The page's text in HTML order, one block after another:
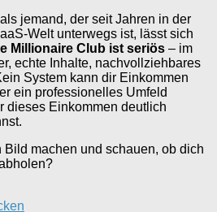
jemand, der seit Jahren in der
Welt unterwegs ist, lässt sich
Millionaire Club ist seriös – im
echte Inhalte, nachvollziehbares
System kann dir Einkommen
ein professionelles Umfeld
dieses Einkommen deutlich
machen und schauen, ob dich